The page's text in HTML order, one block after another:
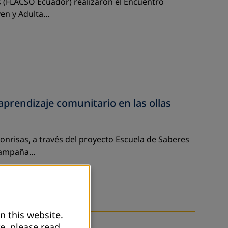
y Adulta…
comunitario en las ollas
a través del proyecto Escuela de Saberes
this website.